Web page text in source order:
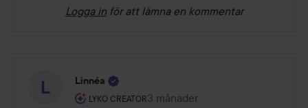
Logga in för att lämna en kommentar
Linnéa
LYKO CREATOR
Användarens roll: Lyko Creator.
3 månader
Inlägget skapades 3 månader